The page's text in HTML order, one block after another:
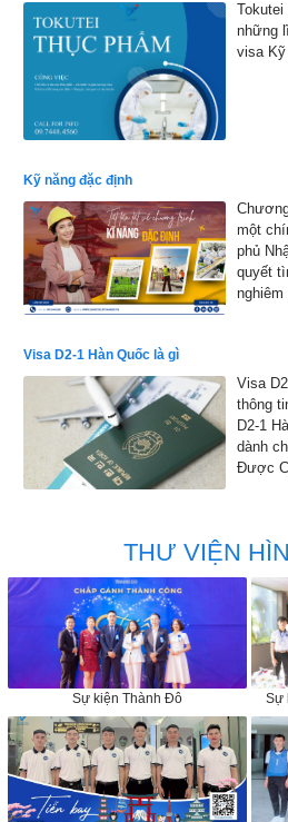
những
visa Kỹ
Kỹ năng đặc định
một
phủ
quyết
nghiêm
Visa D2-1 Hàn Quốc là gì
Visa
thông
D2-1
dành
Được
THƯ VIỆN
Sự kiện Thành Đô Sự